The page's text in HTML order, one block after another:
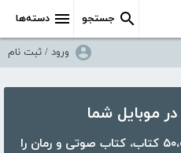
دسته‌ها جستجو
ورود / ثبت نام
با اپلیکیشن کتابراه، بیش از ۵۰،۰۰۰ کتاب، کتاب صوتی و رمان را